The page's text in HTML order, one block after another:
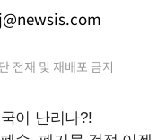
전재 및 재배포 금지